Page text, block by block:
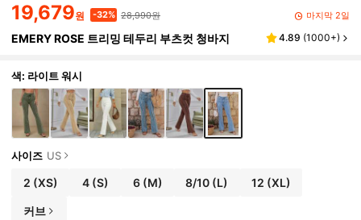
19,679원 -32% 28,990원 마지막 2일
EMERY ROSE 트리밍 테두리 부츠컷 청바지 4.89 (1000+)
색: 라이트 워시
사이즈 US
2 (XS) 4(S) 6(M) 8/10 (L) 12 (XL)
커브